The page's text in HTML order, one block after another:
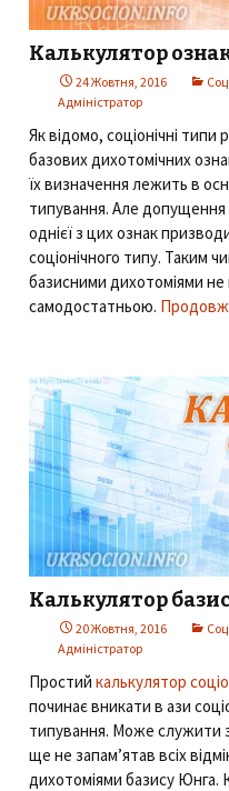
Калькулятор
24 Жовтня, 2016
Адміністратор
Як відомо, соціонічні
базових дихотомічних
їх визначення лежить в
типування. Але допущення
однієї з цих ознак
соціонічного типу. Таким
базисними дихотоміями
самодостатньою.
Калькулятор
20 Жовтня, 2016
Адміністратор
Простий калькулятор
починає вникати в ази
типування. Може служити
ще не запам’ятав всіх
дихотоміями базису Юнга.